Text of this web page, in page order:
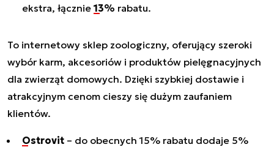
ekstra, łącznie 13% rabatu.
To internetowy sklep zoologiczny, oferujący szeroki
wybór karm, akcesoriów i produktów pielęgnacyjnych
dla zwierząt domowych. Dzięki szybkiej dostawie i
atrakcyjnym cenom cieszy się dużym zaufaniem
klientów.
Ostrovit – do obecnych 15% rabatu dodaje 5%